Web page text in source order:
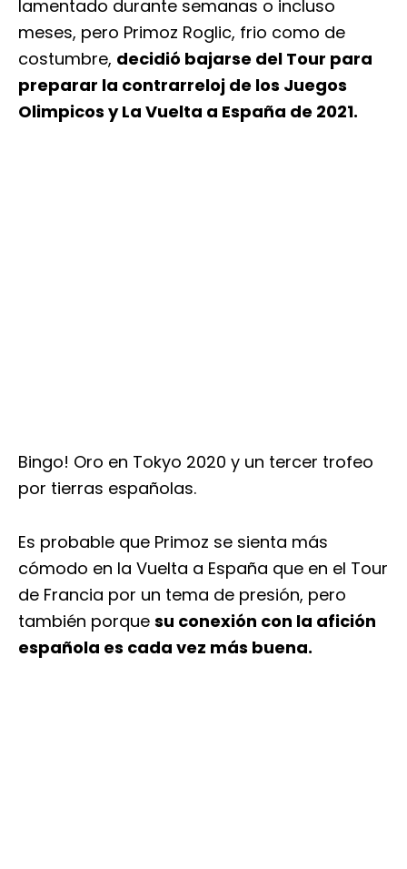
lamentado durante semanas o incluso
meses, pero Primoz Roglic, frio como de
costumbre, decidió bajarse del Tour para
preparar la contrarreloj de los Juegos
Olimpicos y La Vuelta a España de 2021.
Bingo! Oro en Tokyo 2020 y un tercer trofeo
por tierras españolas.
Es probable que Primoz se sienta más
cómodo en la Vuelta a España que en el Tour
de Francia por un tema de presión, pero
también porque su conexión con la afición
española es cada vez más buena.